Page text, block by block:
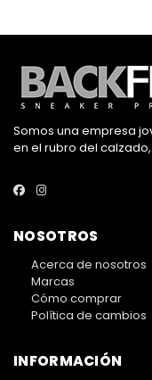
Somos una empresa
en el rubro del
NOSOTROS
Acerca de nosotros
Marcas
Cómo comprar
Política de cambios
INFORMACIÓN